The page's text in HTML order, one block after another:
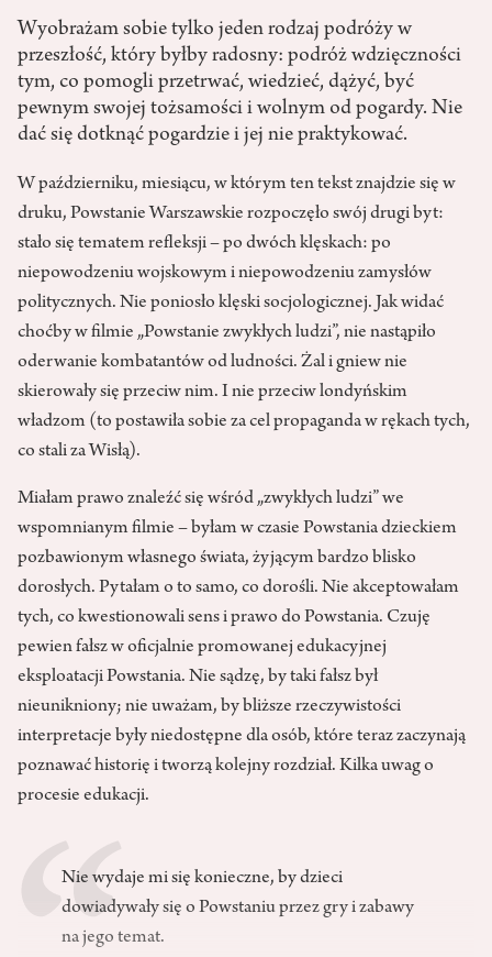
Wyobrażam sobie tylko jeden rodzaj podróży w
przeszłość, który byłby radosny: podróż wdzięczności
tym, co pomogli przetrwać, wiedzieć, dążyć, być
pewnym swojej tożsamości i wolnym od pogardy. Nie
dać się dotknąć pogardzie i jej nie praktykować.
W październiku, miesiącu, w którym ten tekst znajdzie się w
druku, Powstanie Warszawskie rozpoczęło swój drugi byt:
stało się tematem refleksji – po dwóch klęskach: po
niepowodzeniu wojskowym i niepowodzeniu zamysłów
politycznych. Nie poniosło klęski socjologicznej. Jak widać
choćby w filmie „Powstanie zwykłych ludzi”, nie nastąpiło
oderwanie kombatantów od ludności. Żal i gniew nie
skierowały się przeciw nim. I nie przeciw londyńskim
władzom (to postawiła sobie za cel propaganda w rękach tych,
co stali za Wisłą).
Miałam prawo znaleźć się wśród „zwykłych ludzi” we
wspomnianym filmie – byłam w czasie Powstania dzieckiem
pozbawionym własnego świata, żyjącym bardzo blisko
dorosłych. Pytałam o to samo, co dorośli. Nie akceptowałam
tych, co kwestionowali sens i prawo do Powstania. Czuję
pewien fałsz w oficjalnie promowanej edukacyjnej
eksploatacji Powstania. Nie sądzę, by taki fałsz był
nieunikniony; nie uważam, by bliższe rzeczywistości
interpretacje były niedostępne dla osób, które teraz zaczynają
poznawać historię i tworzą kolejny rozdział. Kilka uwag o
procesie edukacji.
Nie wydaje mi się konieczne, by dzieci
dowiadywały się o Powstaniu przez gry i zabawy
na jego temat.